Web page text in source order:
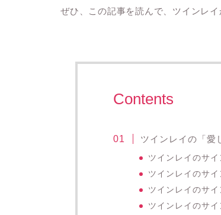
ぜひ、この記事を読んで、ツインレ
Contents
ツインレイの「愛
ツインレイのサ
ツインレイのサ
ツインレイのサ
ツインレイのサ